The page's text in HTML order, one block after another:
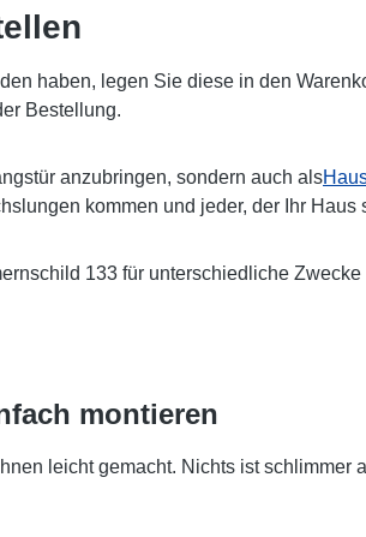
haben, legen Sie diese in den
Bestellung.
anzubringen, sondern auch als
kommen und jeder, der Ihr
133 für unterschiedliche
montieren
leicht gemacht. Nichts ist